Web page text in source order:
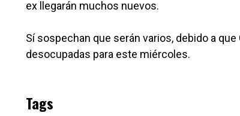
ex llegarán muchos nuevos.
Sí sospechan que serán varios, debido a
desocupadas para este miércoles.
Tags